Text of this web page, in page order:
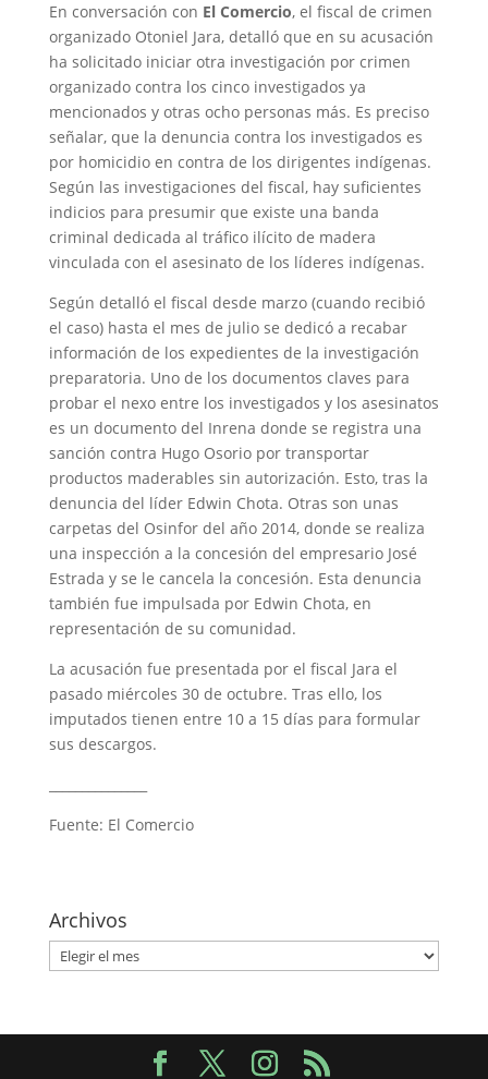
En conversación con El Comercio, el fiscal de crimen
organizado Otoniel Jara, detalló que en su acusación
ha solicitado iniciar otra investigación por crimen
organizado contra los cinco investigados ya
mencionados y otras ocho personas más. Es preciso
señalar, que la denuncia contra los investigados es
por homicidio en contra de los dirigentes indígenas.
Según las investigaciones del fiscal, hay suficientes
indicios para presumir que existe una banda
criminal dedicada al tráfico ilícito de madera
vinculada con el asesinato de los líderes indígenas.
Según detalló el fiscal desde marzo (cuando recibió
el caso) hasta el mes de julio se dedicó a recabar
información de los expedientes de la investigación
preparatoria. Uno de los documentos claves para
probar el nexo entre los investigados y los asesinatos
es un documento del Inrena donde se registra una
sanción contra Hugo Osorio por transportar
productos maderables sin autorización. Esto, tras la
denuncia del líder Edwin Chota. Otras son unas
carpetas del Osinfor del año 2014, donde se realiza
una inspección a la concesión del empresario José
Estrada y se le cancela la concesión. Esta denuncia
también fue impulsada por Edwin Chota, en
representación de su comunidad.
La acusación fue presentada por el fiscal Jara el
pasado miércoles 30 de octubre. Tras ello, los
imputados tienen entre 10 a 15 días para formular
sus descargos.
Fuente: El Comercio
Archivos
Archivos